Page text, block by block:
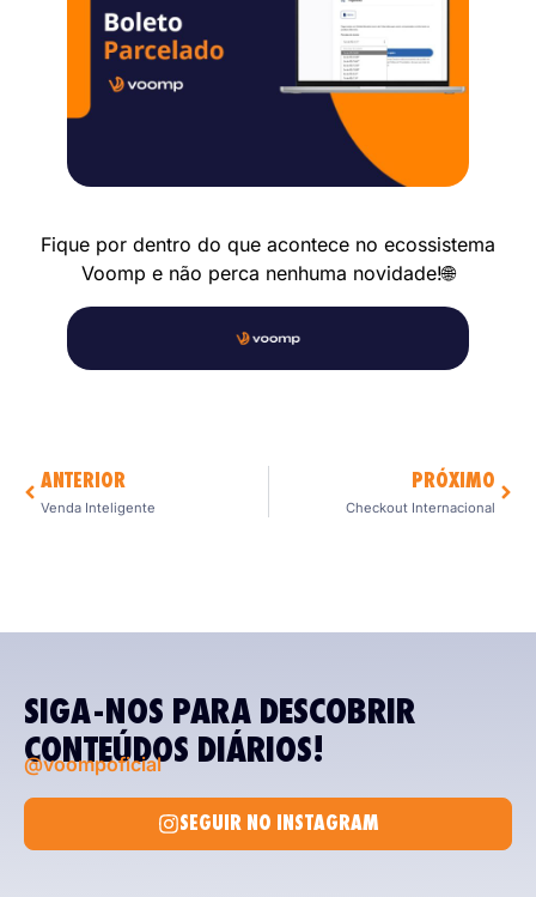
Fique por dentro do que acontece no ecossistema
Voomp e não perca nenhuma novidade!🌐
ANTERIOR
Venda Inteligente
PRÓXIMO
Checkout Internacional
SIGA-NOS PARA DESCOBRIR
CONTEÚDOS DIÁRIOS!
@voompoficial
SEGUIR NO INSTAGRAM